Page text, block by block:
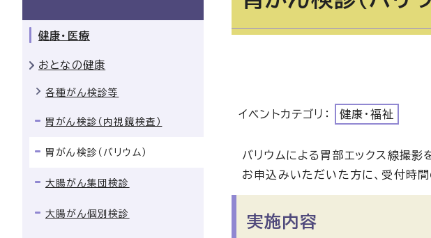
イベントカテゴリ： 健康・福祉
バリウムによる胃部エックス線撮影
お申込みいただいた方に、受付時
実施内容
健康・医療
おとなの健康
各種がん検診等
胃がん検診（内視鏡検査）
胃がん検診（バリウム）
大腸がん集団検診
大腸がん個別検診